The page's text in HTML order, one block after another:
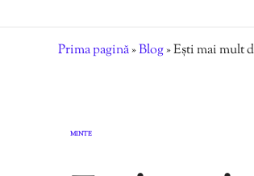
Prima pagină»Blog»Ești mai mult
MINTE